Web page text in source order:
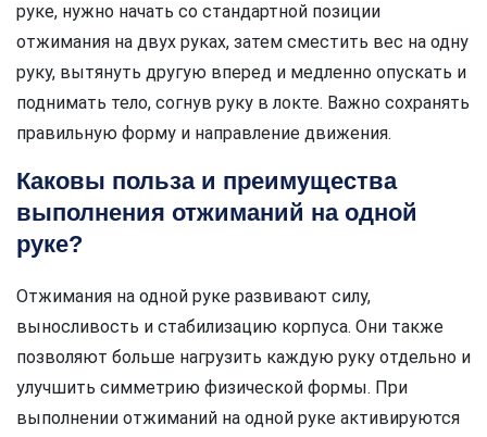
руке, нужно начать со стандартной позиции
отжимания на двух руках, затем сместить вес на одну
руку, вытянуть другую вперед и медленно опускать и
поднимать тело, согнув руку в локте. Важно сохранять
правильную форму и направление движения.
Каковы польза и преимущества
выполнения отжиманий на одной
руке?
Отжимания на одной руке развивают силу,
выносливость и стабилизацию корпуса. Они также
позволяют больше нагрузить каждую руку отдельно и
улучшить симметрию физической формы. При
выполнении отжиманий на одной руке активируются